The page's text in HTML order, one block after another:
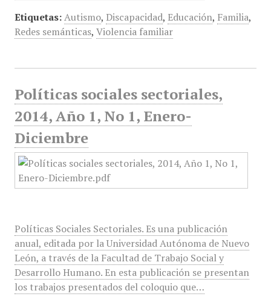
Etiquetas: Autismo, Discapacidad, Educación, Familia,
Redes semánticas, Violencia familiar
Políticas sociales sectoriales,
2014, Año 1, No 1, Enero-
Diciembre
Políticas Sociales Sectoriales. Es una publicación
anual, editada por la Universidad Autónoma de Nuevo
León, a través de la Facultad de Trabajo Social y
Desarrollo Humano. En esta publicación se presentan
los trabajos presentados del coloquio que…